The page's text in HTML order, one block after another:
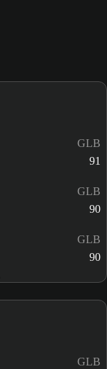
GLB
91
GLB
90
GLB
90
GLB